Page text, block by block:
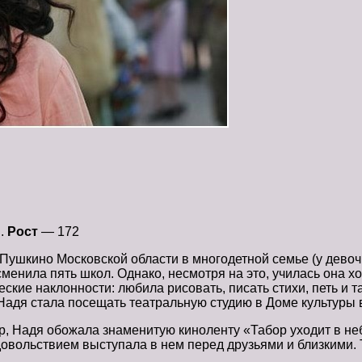
Рост — 172
Московской области в многодетной семье (у
пять школ. Однако, несмотря на это, училась она
наклонности: любила рисовать, писать стихи, петь и
стала посещать театральную студию в Доме
обожала знаменитую киноленту «Табор уходит в
выступала в нем перед друзьями и близкими.